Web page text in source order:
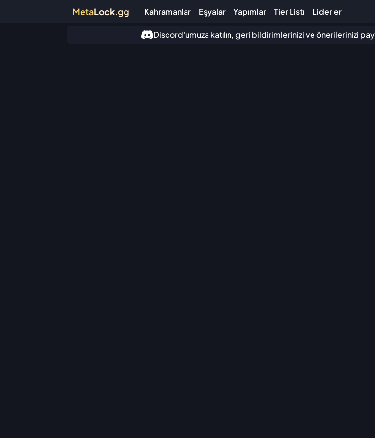
MetaLock.gg Kahramanlar Eşyalar Yapımlar Tier Listı Liderler
Discord'umuza katılın, geri bildirimlerinizi ve önerilerinizi